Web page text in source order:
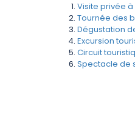
Visite privée à
Tournée des
Dégustation
Excursion
Circuit
Spectacle de